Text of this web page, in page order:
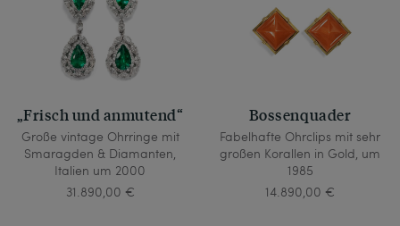
„Frisch und anmutend“
Große vintage Ohrringe mit
Smaragden & Diamanten,
Italien um 2000
31.890,00 €
Bossenquader
Fabelhafte Ohrclips mit sehr
großen Korallen in Gold, um
1985
14.890,00 €